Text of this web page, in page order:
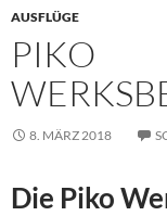
AUSFLÜGE
PIKO
8. MÄRZ 2018
Die Piko